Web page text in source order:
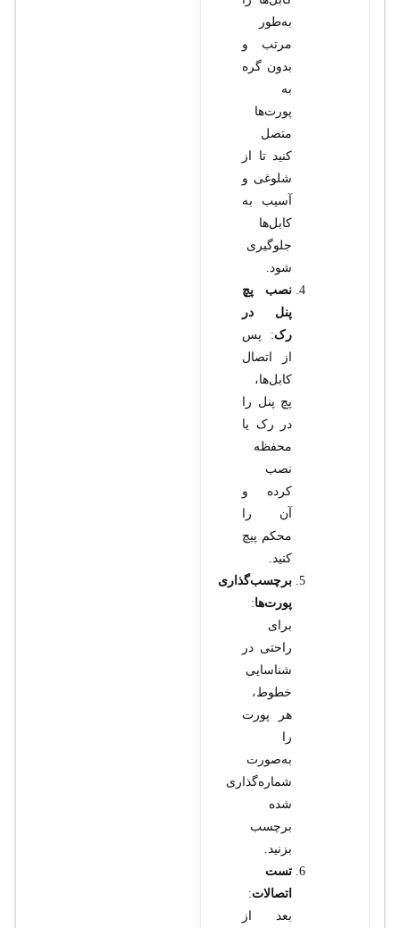
به‌طور
مرتب و
بدون گره
به
پورت‌ها
متصل
کنید تا از
شلوغی و
آسیب به
کابل‌ها
جلوگیری
شود.
نصب پچ
پنل در
رک: پس
از اتصال
کابل‌ها،
پچ پنل را
در رک یا
محفظه
نصب
کرده و
آن را
محکم پیچ
کنید.
برچسب‌گذاری
پورت‌ها:
برای
راحتی در
شناسایی
خطوط،
هر پورت
را
به‌صورت
شماره‌گذاری
شده
برچسب
بزنید.
تست
اتصالات:
بعد از